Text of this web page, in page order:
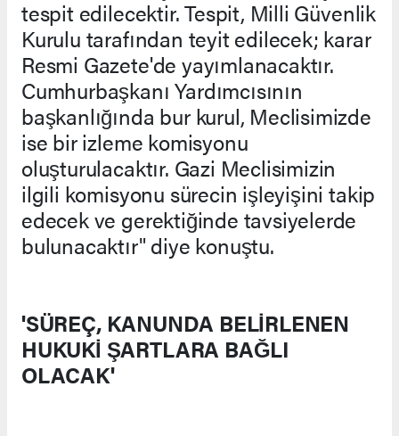
tespit edilecektir. Tespit, Milli Güvenlik
Kurulu tarafından teyit edilecek; karar
Resmi Gazete'de yayımlanacaktır.
Cumhurbaşkanı Yardımcısının
başkanlığında bur kurul, Meclisimizde
ise bir izleme komisyonu
oluşturulacaktır. Gazi Meclisimizin
ilgili komisyonu sürecin işleyişini takip
edecek ve gerektiğinde tavsiyelerde
bulunacaktır" diye konuştu.
'SÜREÇ, KANUNDA BELİRLENEN
HUKUKİ ŞARTLARA BAĞLI
OLACAK'